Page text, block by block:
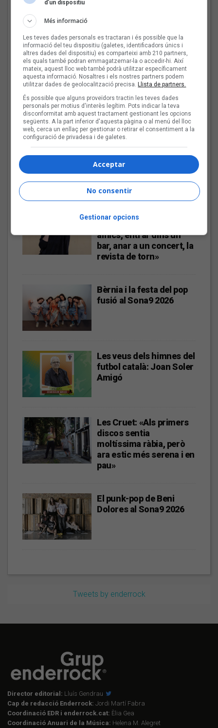
El cromo de Carles Cases
Les veus dels himnes del futbol
català: Carles Cases
Fins a finals d'agost, repassarem diferents himnes que els
dels Països Catalans
Joana Gomila:
«L’algoritme eren els
amics, entrar dins un
bar, anar a un concert, la
revista de torn»
Bèrnia i la festa del pop
fusió al Sona9 2026
Les veus dels himnes del
futbol català: Joan Soler
Amigó
Les Cruet: «Als primers
discos sentia
moltíssima ràbia, però
ara estic més serena i en
pau»
El punk-pop de Beni
Dolores al Sona9 2026
Tweets by enderrock
Director editorial: Lluís Gendrau
Cap de redacció Enderrock: Jordi Martí Fabra
Coordinació EDR i enderrock.cat: Èlia Gea
Coordinació Anuari de la Música: Helena M. Alegret
d’un dispositiu
Més informació
Les teves dades personals es tractaran i és possible que la
informació del teu dispositiu (galetes, identificadors únics i
altres dades del dispositiu) es comparteixi amb 210 partners,
els quals també podran emmagatzemar-la o accedir-hi. Així
mateix, aquest lloc web també podrà utilitzar específicament
aquesta informació. Nosaltres i els nostres partners podem
utilitzar dades de geolocalització precisa.Llista de partners.
És possible que alguns proveïdors tractin les teves dades
personals per motius d'interès legítim. Pots indicar la teva
disconformitat amb aquest tractament gestionant les opcions
següents. A la part inferior d'aquesta pàgina o al menú del lloc
web, cerca un enllaç per gestionar o retirar el consentiment a la
configuració de privadesa i de galetes.
Acceptar
No consentir
Gestionar opcions